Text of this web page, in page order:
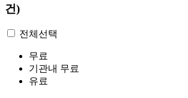
건)
전체선택
무료
기관내 무료
유료